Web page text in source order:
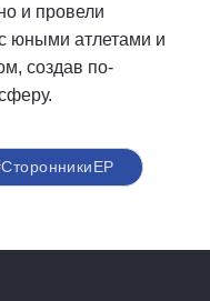
и провели
юными атлетами и
создав по-